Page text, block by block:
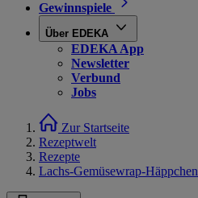
Gewinnspiele
Über EDEKA
EDEKA App
Newsletter
Verbund
Jobs
Zur Startseite
Rezeptwelt
Rezepte
Lachs-Gemüsewrap-Häppchen